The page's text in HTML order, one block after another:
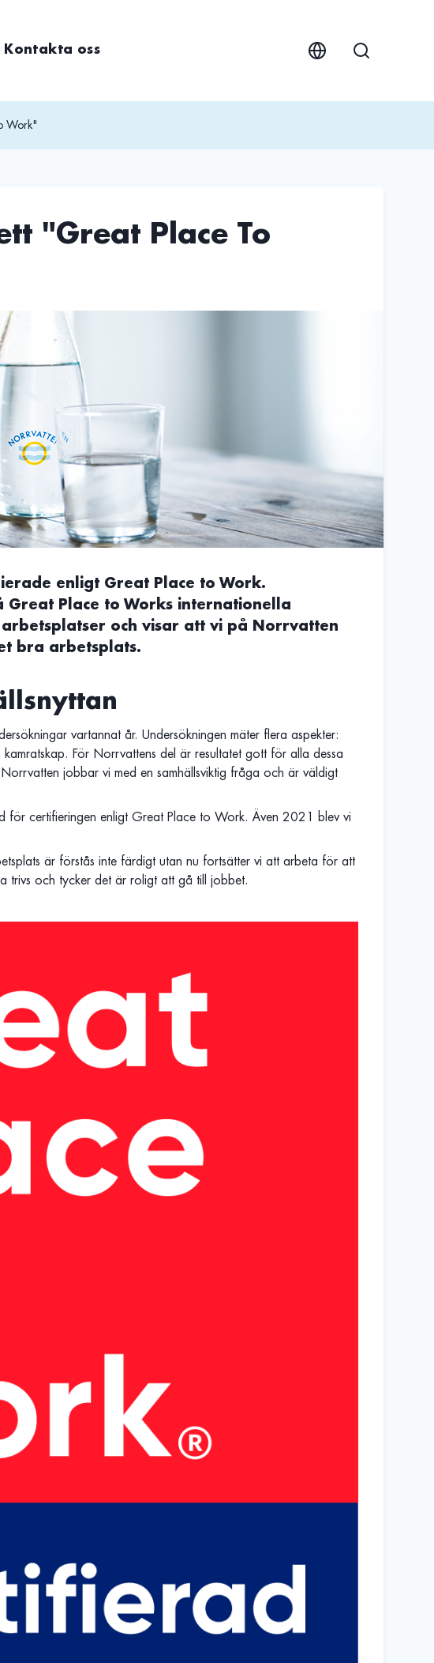
Kontakta oss
Work"
"Great Place To
enligt Great Place to Work.
Place to Works internationella
och visar att vi på Norrvatten
bra arbetsplats.
vartannat år. Undersökningen mäter flera aspekter:
För Norrvattens del är resultatet gott för alla dessa
jobbar vi med en samhällsviktig fråga och är väldigt
för certifieringen enligt Great Place to Work. Även 2021 blev vi
är förstås inte färdigt utan nu fortsätter vi att arbeta för att
trivs och tycker det är roligt att gå till jobbet.